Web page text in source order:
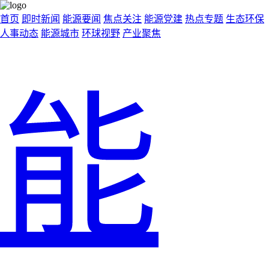
首页 即时新闻 能源要闻 焦点关注 能源党建 热点专题 生态环保
人事动态 能源城市 环球视野 产业聚焦
能